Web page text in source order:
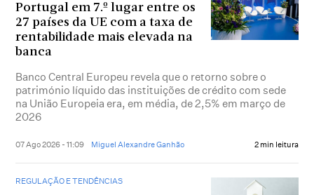
Portugal em 7.º lugar entre os
27 países da UE com a taxa de
rentabilidade mais elevada na
banca
Banco Central Europeu revela que o retorno sobre o
património líquido das instituições de crédito com sede
na União Europeia era, em média, de 2,5% em março de
2026
07 Ago 2026 - 11:09 Miguel Alexandre Ganhão 2 min leitura
REGULAÇÃO E TENDÊNCIAS